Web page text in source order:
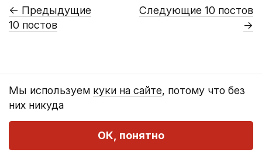
Мы используем куки на сайте, потому что без
них никуда
ОК, понятно
← Предыдущие
10 постов
Следующие 10 постов
→
Где меня читать и смотреть
Телеграм
Рассылка Ютюб РСС